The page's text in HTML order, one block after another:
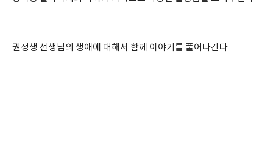
권정생 선생님의 생애에 대해서 함께 이야기를 풀어나간다